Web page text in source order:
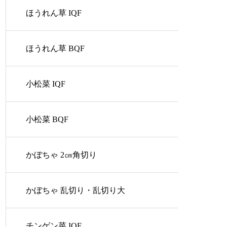
ほうれん草 IQF
ほうれん草 BQF
小松菜 IQF
小松菜 BQF
かぼちゃ 2㎝角切り
かぼちゃ 乱切り・乱切り大